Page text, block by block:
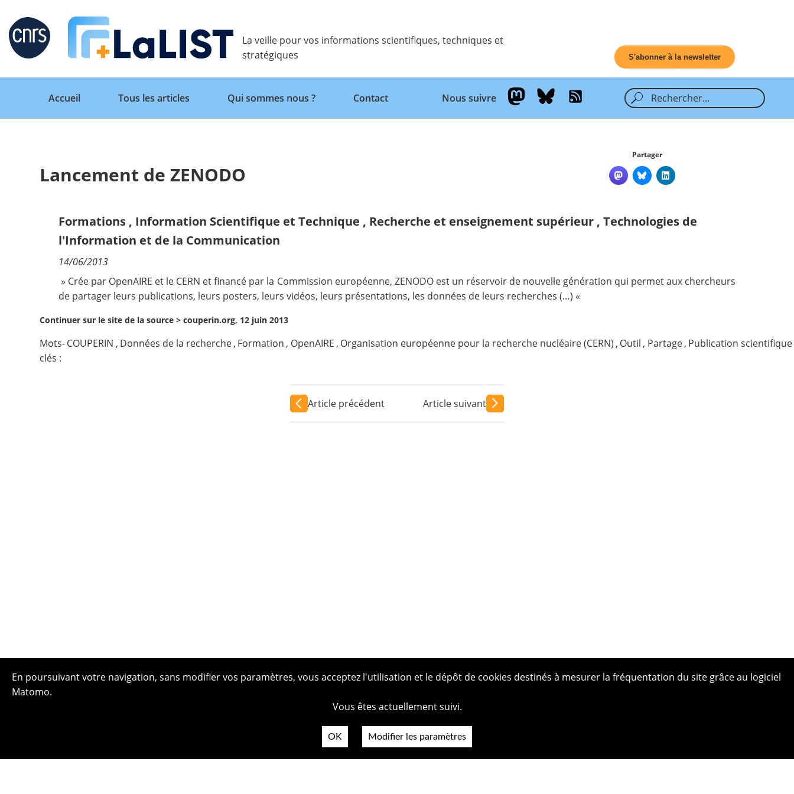
Retour
Accueil
Qui sommes nous ?
Nous suivre
La veille pour vos informations scientifiques, techniques et
stratégiques
S'abonner à la newsletter
Retour
Accueil
Tous les articles Qui sommes nous ? Contact Nous suivre
Lancement de ZENODO
Partager
Formations , Information Scientifique et Technique , Recherche et enseignement supérieur ,Technologies de
l'Information et de la Communication
14/06/2013
» Crée par OpenAIRE et le CERN et financé par la Commission européenne, ZENODO est un réservoir de nouvelle génération qui permet aux chercheurs
de partager leurs publications, leurs posters, leurs vidéos, leurs présentations, les données de leurs recherches (…) «
Continuer sur le site de la source >couperin.org, 12 juin 2013
Mots-
clés :
COUPERIN , Données de la recherche, Formation , OpenAIRE , Organisation européenne pour la recherche nucléaire (CERN) , Outil , Partage, Publication scientifique
Article précédent Article suivant
En poursuivant votre navigation, sans modifier vos paramètres, vous acceptez l'utilisation et le dépôt de cookies destinés à mesurer la fréquentation du site grâce au logiciel
Matomo.
Vous êtes actuellement suivi.
OK Modifier les paramètres